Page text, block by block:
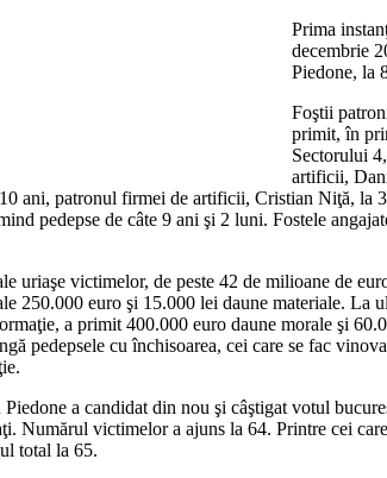
Prima
decembrie
Piedone, la
Foştii
primit, în
Sectorului
artificii,
ani, patronul firmei de artificii, Cristian Niţă, la
pedepse de câte 9 ani şi 2 luni. Fostele
uriaşe victimelor, de peste 42 de milioane de
250.000 euro şi 15.000 lei daune materiale.
a primit 400.000 euro daune morale şi
pedepsele cu închisoarea, cei care se fac
a candidat din nou şi câştigat votul
Numărul victimelor a ajuns la 64. Printre cei
total la 65.